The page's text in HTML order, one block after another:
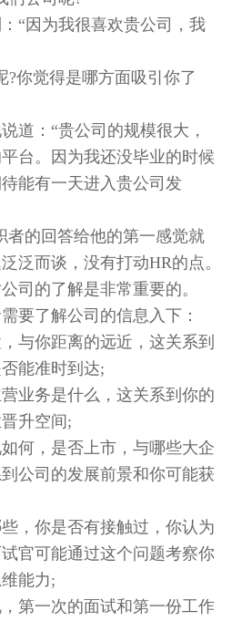
因为我很喜欢贵公司，我
觉得是哪方面吸引你了
：“贵公司的规模很大，
台。因为我还没毕业的时候
能有一天进入贵公司发
的回答给他的第一感觉就
泛而谈，没有打动HR的点。
的了解是非常重要的。
了解公司的信息入下：
你距离的远近，这关系到
能准时到达;
务是什么，这关系到你的
升空间;
，是否上市，与哪些大企
公司的发展前景和你可能获
你是否有接触过，你认为
官可能通过这个问题考察你
能力;
一次的面试和第一份工作